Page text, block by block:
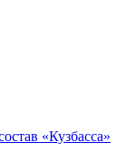
«Кузбасса»